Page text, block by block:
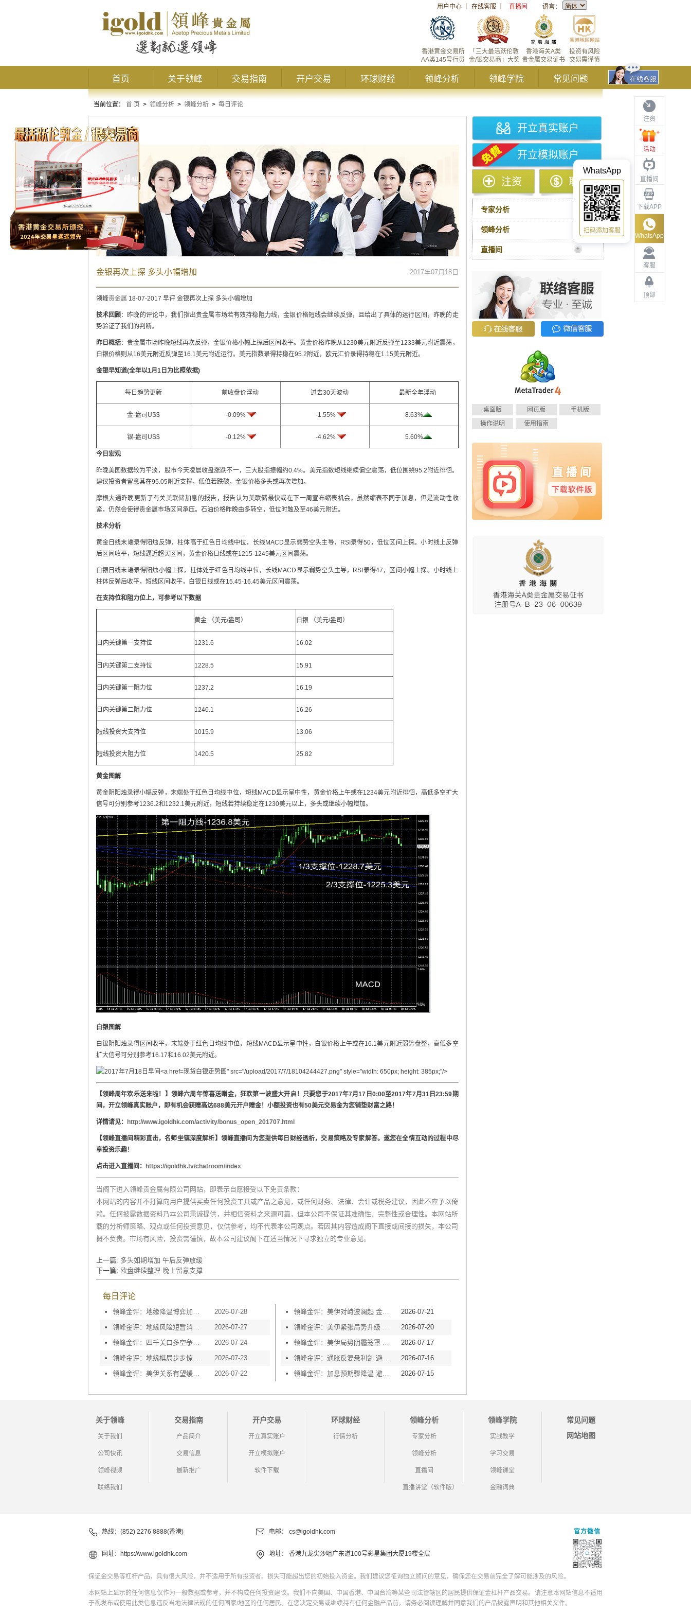
用户中心 在线客服 直播间 语言：
投资有风险
交易需谨慎
香港海关A类
贵金属交易证书
「三大最活跃伦敦
金/银交易商」大奖
香港黄金交易所
AA类145号行员
首页 关于领峰 交易指南 开户交易 环球财经 领峰分析 领峰学院 常见问题
注资
活动
直播间
下载APP
客服
顶部
WhatsApp
WhatsApp
扫码添加客服
当前位置： 首 页 > 领峰分析 > 领峰分析 > 每日评论
每日评论
金银再次上探 多头小幅增加 2017年07月18日
领峰贵金属 18-07-2017 早评 金银再次上探 多头小幅增加
技术回顾：昨晚的评论中，我们指出贵金属市场若有效持稳阻力线，金银价格短线会继续反弹，且给出了具体的运行区间，昨晚的走
势验证了我们的判断。
昨日概括：贵金属市场昨晚短线再次反弹，金银价格小幅上探后区间收平。黄金价格昨晚从1230美元附近反弹至1233美元附近震荡，
白银价格则从16美元附近反弹至16.1美元附近运行。美元指数录得持稳在95.2附近，欧元汇价录得持稳在1.15美元附近。
金银早知道(全年以1月 1 日为比照依据)
每日趋势更新 前收盘价浮动 过去30天波动 最新全年浮动
金-盎司US$ -0.09% -1.55% 8.63%
银-盎司US$ -0.12% -4.62% 5.60%
今日宏观
昨晚美国数据较为平淡，股市今天凌晨收盘涨跌不一，三大股指振幅约0.4%。美元指数短线继续偏空震荡，低位围绕95.2附近徘徊。
建议投资者留意其在95.05附近支撑，低位若跌破，金银价格多头或再次增加。
摩根大通昨晚更新了有关美联储加息的报告，报告认为美联储最快或在下一周宣布缩表机会。虽然缩表不同于加息，但是流动性收
紧，仍然会使得贵金属市场区间承压。石油价格昨晚由多转空，低位时触及至46美元附近。
技术分析
黄金日线末端录得阳烛反弹，柱体高于红色日均线中位，长线MACD显示弱势空头主导，RSI录得50，低位区间上探。小时线上反弹
后区间收平，短线逼近超买区间，黄金价格日线或在1215-1245美元区间震荡。
白银日线末端录得阳烛小幅上探，柱体处于红色日均线中位，长线MACD显示弱势空头主导，RSI录得47，区间小幅上探。小时线上
柱体反弹后收平，短线区间收平，白银日线或在15.45-16.45美元区间震荡。
在支持位和阻力位上，可参考以下数据
黄金 （美元/盎司） 白银 （美元/盎司）
日内关键第一支持位 1231.6 16.02
日内关键第二支持位 1228.5 15.91
日内关键第一阻力位 1237.2 16.19
日内关键第二阻力位 1240.1 16.26
短线投资大支持位 1015.9 13.06
短线投资大阻力位 1420.5 25.82
黄金图解
黄金阴阳烛录得小幅反弹，末端处于红色日均线中位，短线MACD显示呈中性，黄金价格上午或在1234美元附近徘徊，高低多空扩大
信号可分别参考1236.2和1232.1美元附近，短线若持续稳定在1230美元以上，多头或继续小幅增加。
白银图解
白银阴阳烛录得区间收平，末端处于红色日均线中位，短线MACD显示呈中性，白银价格上午或在16.1美元附近弱势盘整，高低多空
扩大信号可分别参考16.17和16.02美元附近。
现货白银走势图" src="/upload/2017/7/18104244427.png" style="width: 650px; height: 385px;"/>
【领峰周年欢乐送来啦！】 领峰六周年惊喜送赠金，狂欢第一波盛大开启！只要您于2017年7月17 日 0:00至2017年7月31 日23:59期
间 ，开立领峰真实账户 ，即有机会获赠高达688美元开户赠金！小额投资也有50美元交易金为您铺垫财富之路！
详情请见： http://www.igoldhk.com/activity/bonus_open_201707.html
【领峰直播间 精彩直击，名师坐镇深度解析】 领峰直播间为您提供每日 财经透析，交易策略及专家解答。邀您在全情互动的过程中尽
享投资乐趣！
点击进入直播间 ： https://igoldhk.tv/chatroom/index
当阁下进入领峰贵金属有限公司网站，即表示自愿接受以下免责条款：
本网站的内容并不打算向用户提供买卖任何投资工具或产品之意见，或任何财务、法律、会计或税务建议，因此不应予以倚
赖。任何披露数据资料乃本公司秉诚提供，并相信资料之来源可靠，但本公司不保证其准确性、完整性或合理性。本网站所
载的分析师策略、观点或任何投资意见，仅供参考，均不代表本公司观点。若因其内容造成阁下直接或间接的损失，本公司
概不负责。市场有风险，投资需谨慎，故本公司建议阁下在适当情况下寻求独立的专业意见。
上一篇: 多头如期增加 午后反弹放缓
下一篇: 欧盘继续整理 晚上留意支撑
每日评论
•
2026-07-28
•
2026-07-27
•
领峰金评：四千关口多空争夺 加息阴云笼罩金市
2026-07-24
•
2026-07-23
•
领峰金评：美伊关系有望缓和 黄金趁势迅速反弹 2026-07-22
•
2026-07-21
•
2026-07-20
•
2026-07-17
•
2026-07-16
•
2026-07-15
开立真实账户
开立模拟账户
注资 取款
专家分析
领峰分析
直播间
桌面版 网页版
手机版
操作说明
使用指南
关于领峰
关于我们
公司快讯
领峰视频
联络我们
交易指南
产品简介
交易信息
最新推广
开户交易
开立真实账户
开立模拟账户
软件下载
环球财经
行情分析
领峰分析
专家分析
领峰分析
直播间
直播讲堂（软件版）
领峰学院
实战教学
学习交易
领峰课堂
金融词典
常见问题
网站地图
热线：(852) 2276 8888(香港) 电邮： cs@igoldhk.com
网址： https://www.igoldhk.com 地址： 香港九龙尖沙咀广东道100号彩星集团大厦19楼全层
官方微信
保证金交易等杠杆产品，具有很大风险，并不适用于所有投资者。损失可能超出您的初始投入资金。我们建议您征询独立顾问的意见，确保您在交易前完全了解可能涉及的风险。
本网站上显示的任何信息仅作为一般数据或参考，并不构成任何投资建议。我们不向美国、中国香港、中国台湾等某些司法管辖区的居民提供保证金杠杆产品交易。请注意本网站信息不适用
于视发布或使用此类信息违反当地法律法规的任何国家/地区的任何居民。在您决定交易或继续持有任何金融产品前，请务必阅读理解并同意我们的产品披露声明和其他相关文件。